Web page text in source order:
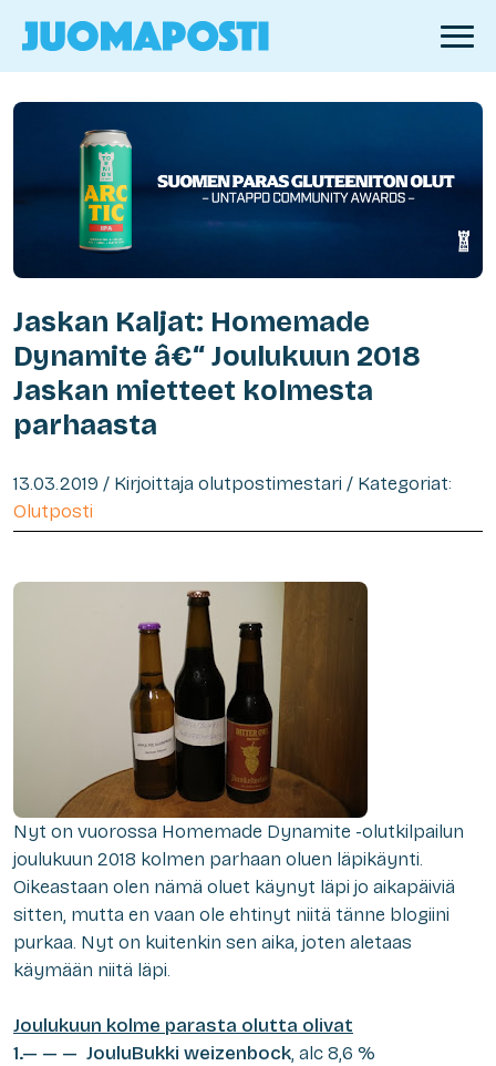
Jaskan Kaljat: Homemade
Dynamite â€“ Joulukuun 2018
Jaskan mietteet kolmesta
parhaasta
13.03.2019 / Kirjoittaja olutpostimestari / Kategoriat:
Olutposti
Nyt on vuorossa Homemade Dynamite -olutkilpailun
joulukuun 2018 kolmen parhaan oluen läpikäynti.
Oikeastaan olen nämä oluet käynyt läpi jo aikapäiviä
sitten, mutta en vaan ole ehtinyt niitä tänne blogiini
purkaa. Nyt on kuitenkin sen aika, joten aletaas
käymään niitä läpi.
Joulukuun kolme parasta olutta olivat
1.— — — JouluBukki weizenbock, alc 8,6 %